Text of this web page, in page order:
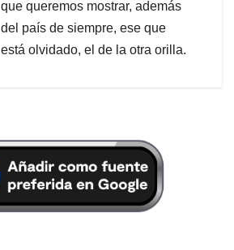
que queremos mostrar, además
del país de siempre, ese que
está olvidado, el de la otra orilla.